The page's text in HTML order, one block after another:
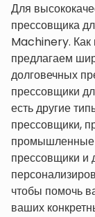
Для
прессовщика
Machinery. Как
предлагаем
долговечных
прессовщики
есть другие
прессовщики,
промышленные
прессовщики и
чтобы помочь
ваших